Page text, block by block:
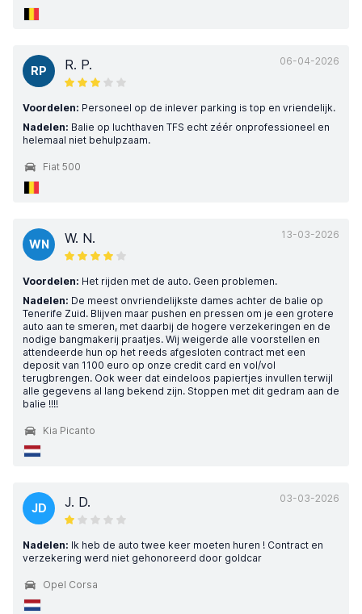
06-04-2026
RP R. P.
Voordelen: Personeel op de inlever parking is top en vriendelijk.
Nadelen: Balie op luchthaven TFS echt zéér onprofessioneel en
helemaal niet behulpzaam.
Fiat 500
13-03-2026
WN W. N.
Voordelen: Het rijden met de auto. Geen problemen.
Nadelen: De meest onvriendelijkste dames achter de balie op
Tenerife Zuid. Blijven maar pushen en pressen om je een grotere
auto aan te smeren, met daarbij de hogere verzekeringen en de
nodige bangmakerij praatjes. Wij weigerde alle voorstellen en
attendeerde hun op het reeds afgesloten contract met een
deposit van 1100 euro op onze credit card en vol/vol
terugbrengen. Ook weer dat eindeloos papiertjes invullen terwijl
alle gegevens al lang bekend zijn. Stoppen met dit gedram aan de
balie !!!!
Kia Picanto
03-03-2026
JD J. D.
Nadelen: Ik heb de auto twee keer moeten huren ! Contract en
verzekering werd niet gehonoreerd door goldcar
Opel Corsa